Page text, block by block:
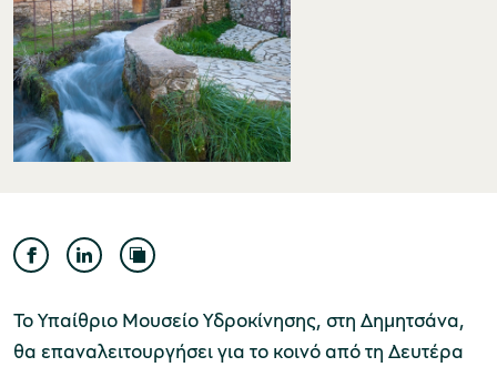
Μουσείο Ελιάς και Ελληνικού Λαδιού
Μουσείο Βιομηχανικής Ελαιουργίας
Λέσβου
Το Υπαίθριο Μουσείο Υδροκίνησης, στη Δημητσάνα,
θα επαναλειτουργήσει για το κοινό από τη Δευτέρα